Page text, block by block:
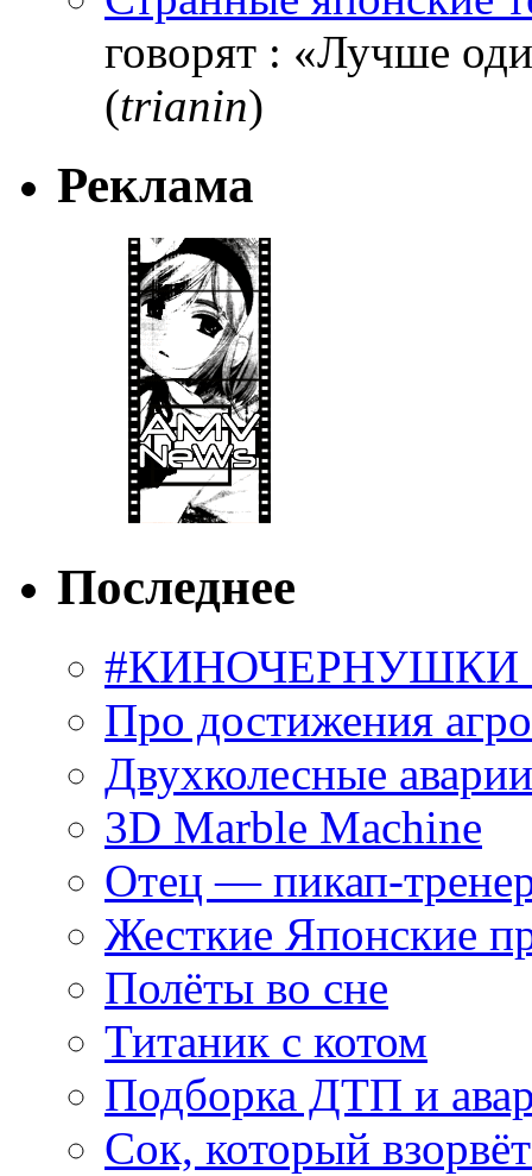
говорят : «Лучше
(trianin)
Реклама
Последнее
#КИНОЧЕРНУШКИ
Про достижения
Двухколесные
3D Marble Machine
Отец — пикап-
Жесткие Японские
Полёты во сне
Титаник с котом
Подборка ДТП и
Сок, который